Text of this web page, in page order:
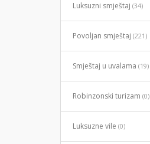
Luksuzni smještaj (34)
Povoljan smještaj (221)
Smještaj u uvalama (19)
Robinzonski turizam (0)
Luksuzne vile (0)